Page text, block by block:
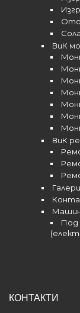
ВиК
ВиК
Под
КОНТАКТИ